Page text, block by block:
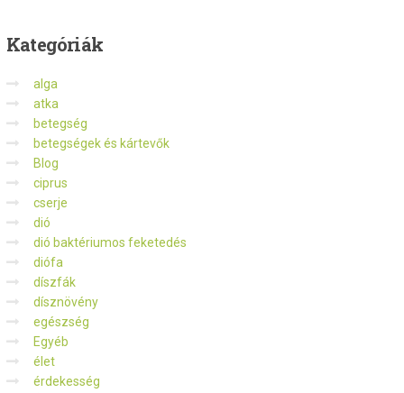
Kategóriák
alga
atka
betegség
betegségek és kártevők
Blog
ciprus
cserje
dió
dió baktériumos feketedés
diófa
díszfák
dísznövény
egészség
Egyéb
élet
érdekesség